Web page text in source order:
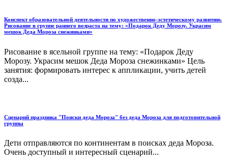
Конспект образовательной деятельности по художественно-эстетическому развитию.
Рисование в группе раннего возраста на тему: «Подарок Деду Морозу. Украсим
мешок Деда Мороза снежинками»
Рисование в ясельной группе на тему: «Подарок Деду
Морозу. Украсим мешок Деда Мороза снежинками» Цель
занятия: формировать интерес к аппликации, учить детей
созда...
Сценарий праздника "Поиски деда Мороза" без деда Мороза для подготовительной
группы
Дети отправляются по континентам в поисках деда Мороза.
Очень доступный и интересный сценарий...